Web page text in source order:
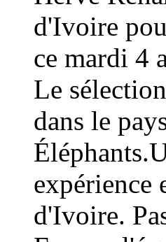
d'Ivoire
ce mardi 4
Le
dans le
expérience
d'Ivoire.